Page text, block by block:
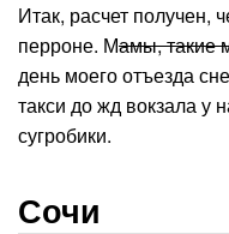
Итак, расчет получен,
перроне. Мамы, такие
день моего отъезда
такси до жд вокзала у
сугробики.
Сочи